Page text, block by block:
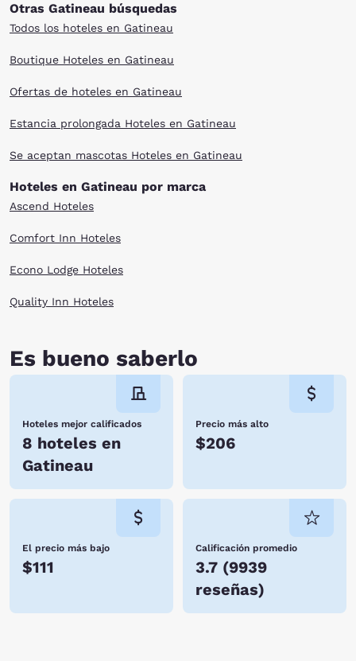
Otras Gatineau búsquedas
Todos los hoteles en Gatineau
Boutique Hoteles en Gatineau
Ofertas de hoteles en Gatineau
Estancia prolongada Hoteles en Gatineau
Se aceptan mascotas Hoteles en Gatineau
Hoteles en Gatineau por marca
Ascend Hoteles
Comfort Inn Hoteles
Econo Lodge Hoteles
Quality Inn Hoteles
Es bueno saberlo
Hoteles mejor calificados
8 hoteles en
Gatineau
Precio más alto
$206
El precio más bajo
$111
Calificación promedio
3.7 (9939
reseñas)